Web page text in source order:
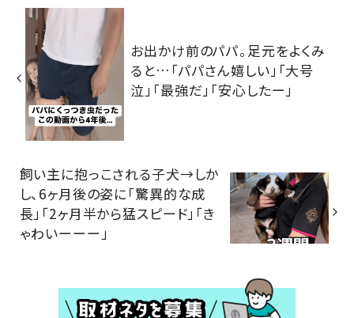
お出かけ前のパパ。足元をよくみ
ると…「パパさん嬉しい」「大号
泣」「最強だ」「安心したー」
飼い主に抱っこされる子犬→しか
し、6ヶ月後の姿に「驚異的な成
長」「2ヶ月半から猛スピード」「き
ゃわいーーー」